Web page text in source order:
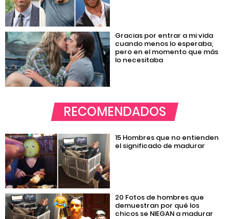
Gracias por entrar a mi vida
cuando menos lo esperaba,
pero en el momento que más
lo necesitaba
RECOMENDADOS
15 Hombres que no entienden
el significado de madurar
20 Fotos de hombres que
demuestran por qué los
chicos se NIEGAN a madurar